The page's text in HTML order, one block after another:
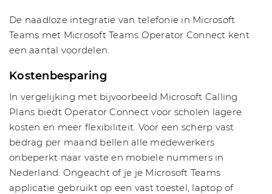
De naadloze integratie van telefonie in Microsoft
Teams met Microsoft Teams Operator Connect kent
een aantal voordelen.
Kostenbesparing
In vergelijking met bijvoorbeeld Microsoft Calling
Plans biedt Operator Connect voor scholen lagere
kosten en meer flexibiliteit. Voor een scherp vast
bedrag per maand bellen alle medewerkers
onbeperkt naar vaste en mobiele nummers in
Nederland. Ongeacht of je je Microsoft Teams
applicatie gebruikt op een vast toestel, laptop of